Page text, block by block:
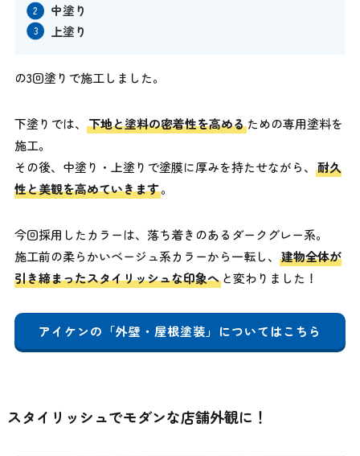
中塗り
上塗り
の3回塗りで施工しました。
下塗りでは、 下地と塗料の密着性を高めるための専用塗料を
施工。
その後、中塗り・上塗りで塗膜に厚みを持たせながら、 耐久
性と美観を高めていきます。
今回採用したカラーは、落ち着きのあるダークグレー系。
施工前の柔らかいベージュ系カラーから一転し、 建物全体が
引き締まったスタイリッシュな印象へと変わりました！
アイケンの「外壁・屋根塗装」についてはこちら
スタイリッシュでモダンな店舗外観に！